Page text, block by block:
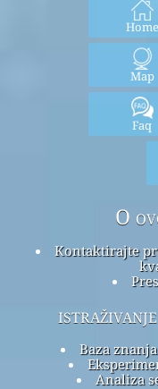
Home
Map
Faq
O
Kontaktirajte
Baza
Analiza